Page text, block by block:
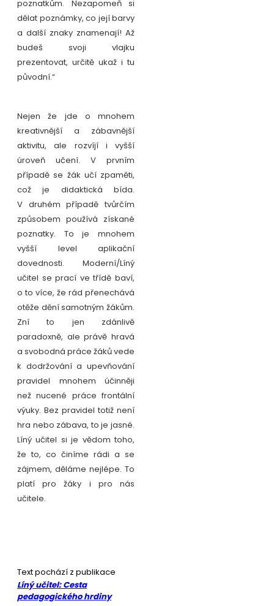
poznatkům. Nezapomeň si
dělat poznámky, co její barvy
a další znaky znamenají! Až
budeš svoji vlajku
prezentovat, určitě ukaž i tu
původní.“
Nejen že jde o mnohem
kreativnější a zábavnější
aktivitu, ale rozvíjí i vyšší
úroveň učení. V prvním
případě se žák učí zpaměti,
což je didaktická bída.
V druhém případě tvůrčím
způsobem používá získané
poznatky. To je mnohem
vyšší level aplikační
dovednosti. Moderní/Líný
učitel se prací ve třídě baví,
o to více, že rád přenechává
otěže dění samotným žákům.
Zní to jen zdánlivě
paradoxně, ale právě hravá
a svobodná práce žáků vede
k dodržování a upevňování
pravidel mnohem účinněji
než nucené práce frontální
výuky. Bez pravidel totiž není
hra nebo zábava, to je jasné.
Líný učitel si je vědom toho,
že to, co činíme rádi a se
zájmem, děláme nejlépe. To
platí pro žáky i pro nás
učitele.
Text pochází z publikace
Líný učitel: Cesta
pedagogického hrdiny